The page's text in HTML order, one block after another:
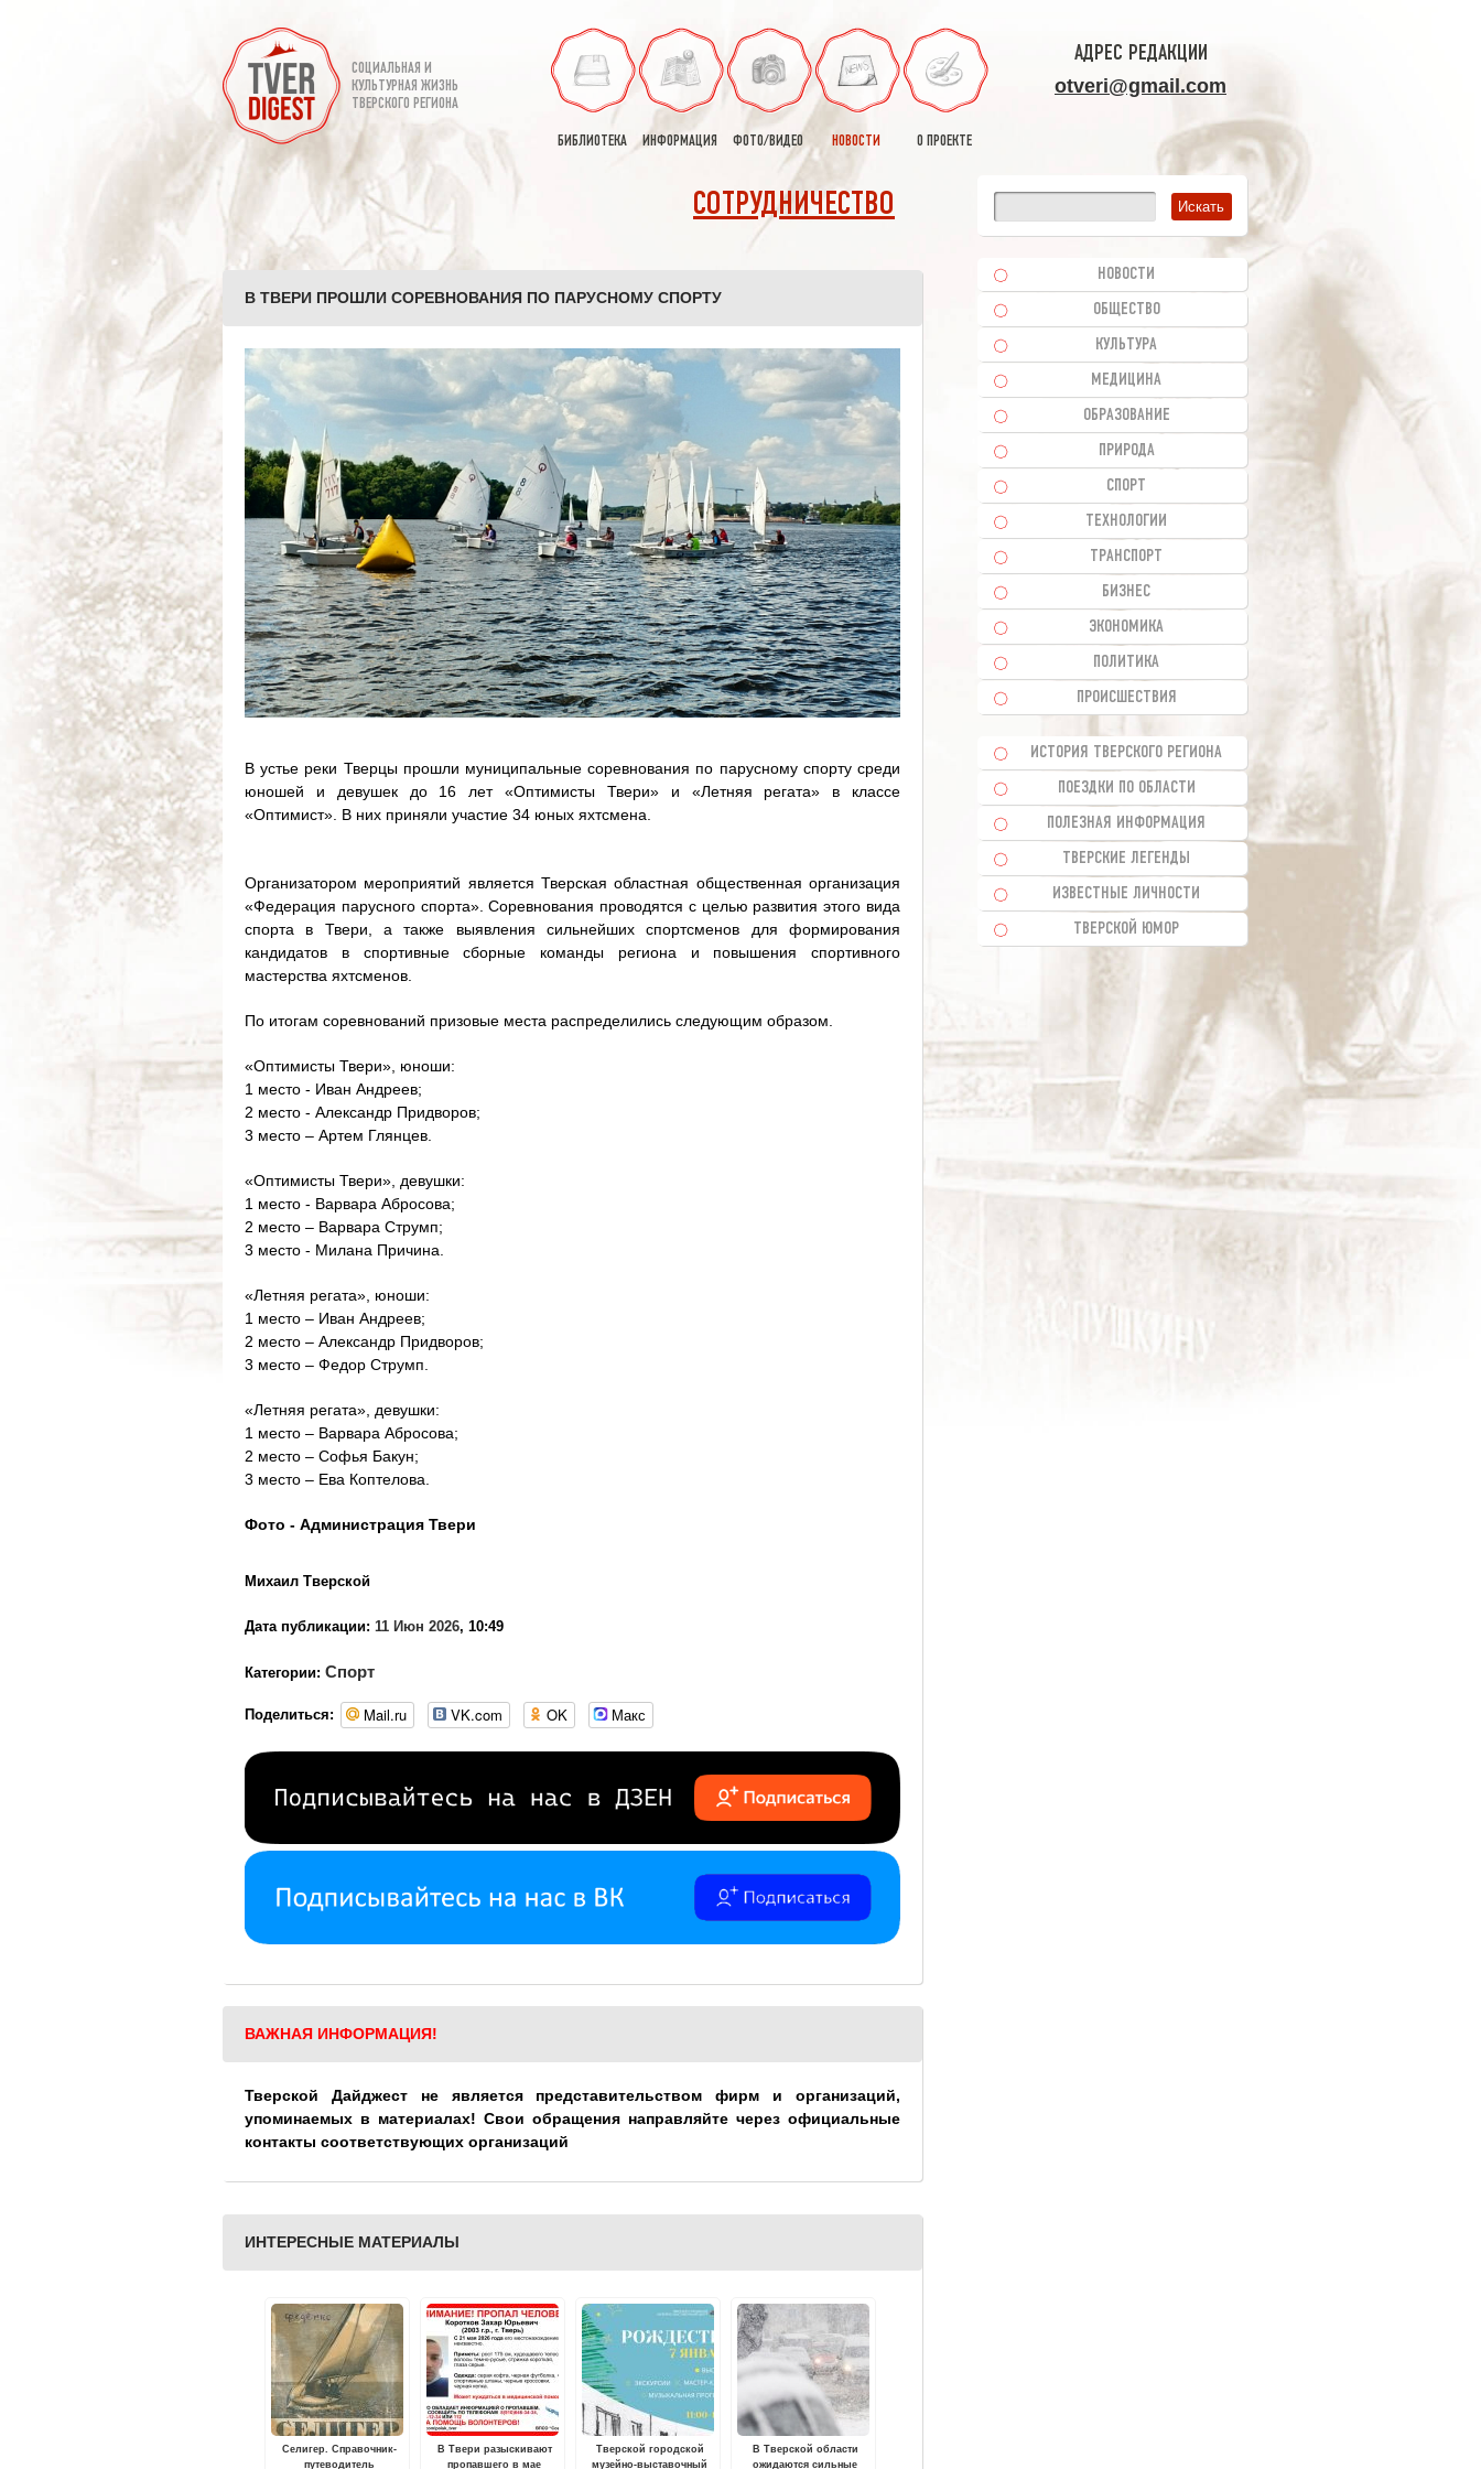
СОЦИАЛЬНАЯ И
КУЛЬТУРНАЯ ЖИЗНЬ
ТВЕРСКОГО РЕГИОНА
БИБЛИОТЕКА ИНФОРМАЦИЯ ФОТО/ВИДЕО НОВОСТИ О ПРОЕКТЕ
АДРЕС РЕДАКЦИИ
otveri@gmail.com
СОТРУДНИЧЕСТВО
В ТВЕРИ ПРОШЛИ СОРЕВНОВАНИЯ ПО ПАРУСНОМУ СПОРТУ
В устье реки Тверцы прошли муниципальные соревнования по парусному спорту среди
юношей и девушек до 16 лет «Оптимисты Твери» и «Летняя регата» в классе
«Оптимист». В них приняли участие 34 юных яхтсмена.
Организатором мероприятий является Тверская областная общественная организация
«Федерация парусного спорта». Соревнования проводятся с целью развития этого вида
спорта в Твери, а также выявления сильнейших спортсменов для формирования
кандидатов в спортивные сборные команды региона и повышения спортивного
мастерства яхтсменов.
По итогам соревнований призовые места распределились следующим образом.
«Оптимисты Твери», юноши:
1 место - Иван Андреев;
2 место - Александр Придворов;
3 место – Артем Глянцев.
«Оптимисты Твери», девушки:
1 место - Варвара Абросова;
2 место – Варвара Струмп;
3 место - Милана Причина.
«Летняя регата», юноши:
1 место – Иван Андреев;
2 место – Александр Придворов;
3 место – Федор Струмп.
«Летняя регата», девушки:
1 место – Варвара Абросова;
2 место – Софья Бакун;
3 место – Ева Коптелова.
Фото - Администрация Твери
Михаил Тверской
Дата публикации: 11 Июн 2026, 10:49
Категории: Спорт
Поделиться: Mail.ru VK.com OK Макс
ВАЖНАЯ ИНФОРМАЦИЯ!
Тверской Дайджест не является представительством фирм и организаций,
упоминаемых в материалах! Свои обращения направляйте через официальные
контакты соответствующих организаций
ИНТЕРЕСНЫЕ МАТЕРИАЛЫ
Селигер. Справочник-
путеводитель
В Твери разыскивают
пропавшего в мае
Тверской городской
музейно-выставочный
В Тверской области
ожидаются сильные
НОВОСТИ
ОБЩЕСТВО
КУЛЬТУРА
МЕДИЦИНА
ОБРАЗОВАНИЕ
ПРИРОДА
СПОРТ
ТЕХНОЛОГИИ
ТРАНСПОРТ
БИЗНЕС
ЭКОНОМИКА
ПОЛИТИКА
ПРОИСШЕСТВИЯ
ИСТОРИЯ ТВЕРСКОГО РЕГИОНА
ПОЕЗДКИ ПО ОБЛАСТИ
ПОЛЕЗНАЯ ИНФОРМАЦИЯ
ТВЕРСКИЕ ЛЕГЕНДЫ
ИЗВЕСТНЫЕ ЛИЧНОСТИ
ТВЕРСКОЙ ЮМОР